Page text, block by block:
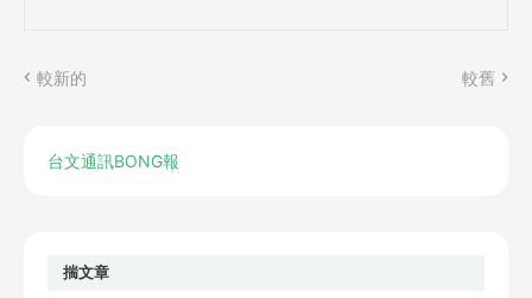
較新的 較舊
台文通訊BONG報
揣文章